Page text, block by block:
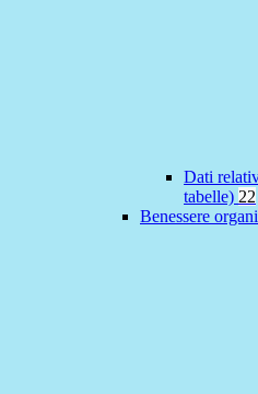
Dati
tabelle) 22
Benessere